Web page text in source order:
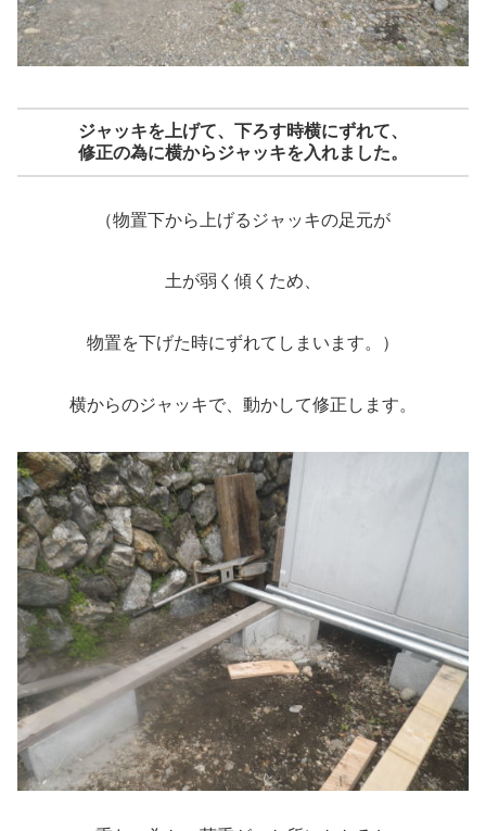
ジャッキを上げて、下ろす時横にずれて、
修正の為に横からジャッキを入れました。
（物置下から上げるジャッキの足元が
土が弱く傾くため、
物置を下げた時にずれてしまいます。）
横からのジャッキで、動かして修正します。